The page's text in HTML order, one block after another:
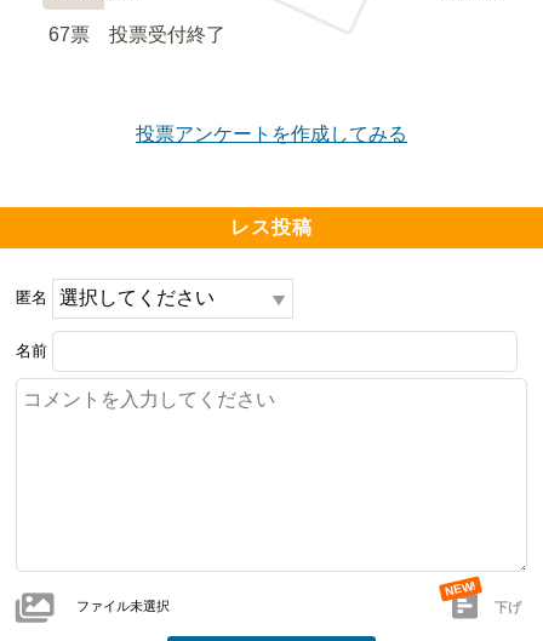
67票 投票受付終了
投票アンケートを作成してみる
レス投稿
匿名
名前
ファイル未選択 下げ